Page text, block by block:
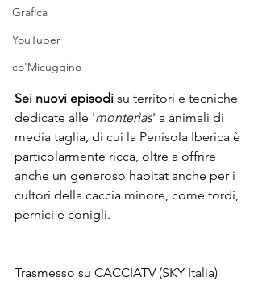
Grafica
YouTuber
co'Micuggino
Sei nuovi episodi su territori e tecniche
dedicate alle 'monterìas' a animali di
media taglia, di cui la Penisola Iberica è
particolarmente ricca, oltre a offrire
anche un generoso habitat anche per i
cultori della caccia minore, come tordi,
pernici e conigli.
Trasmesso su CACCIATV (SKY Italia)